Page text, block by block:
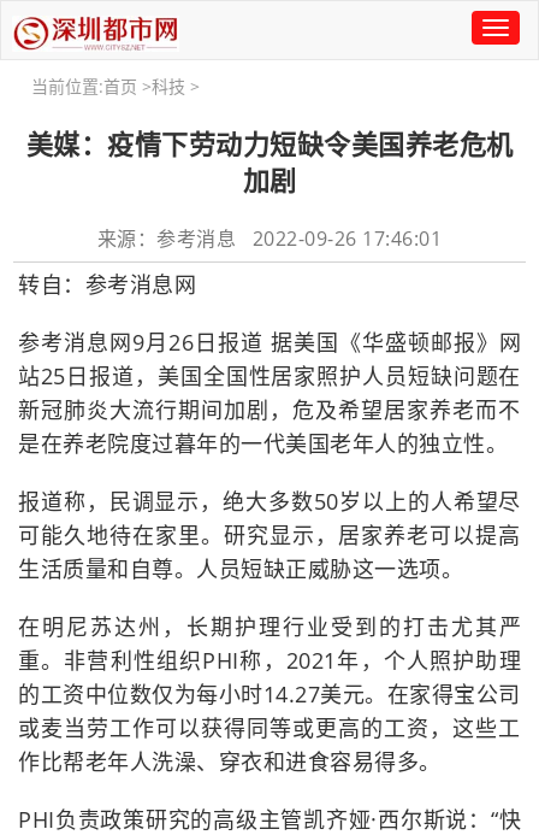
Toggle
当前位置:首页 >科技 >
美媒：疫情下劳动力短缺令美国养老危机
加剧
来源：参考消息 2022-09-26 17:46:01
转自：参考消息网
参考消息网9月26日报道 据美国《华盛顿邮报》网
站25日报道，美国全国性居家照护人员短缺问题在
新冠肺炎大流行期间加剧，危及希望居家养老而不
是在养老院度过暮年的一代美国老年人的独立性。
报道称，民调显示，绝大多数50岁以上的人希望尽
可能久地待在家里。研究显示，居家养老可以提高
生活质量和自尊。人员短缺正威胁这一选项。
在明尼苏达州，长期护理行业受到的打击尤其严
重。非营利性组织PHI称，2021年，个人照护助理
的工资中位数仅为每小时14.27美元。在家得宝公司
或麦当劳工作可以获得同等或更高的工资，这些工
作比帮老年人洗澡、穿衣和进食容易得多。
PHI负责政策研究的高级主管凯齐娅·西尔斯说：“快